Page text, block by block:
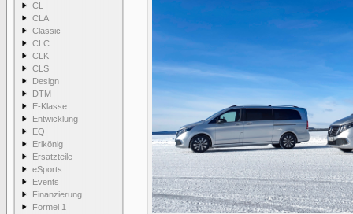
CL
CLA
Classic
CLC
CLK
CLS
Design
DTM
E-Klasse
Entwicklung
EQ
Erlkönig
Ersatzteile
eSports
Events
Finanzierung
Formel 1